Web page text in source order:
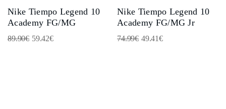
Nike Tiempo Legend 10
Academy FG/MG
89.90€ 59.42€
Nike Tiempo Legend 10
Academy FG/MG Jr
74.99€ 49.41€